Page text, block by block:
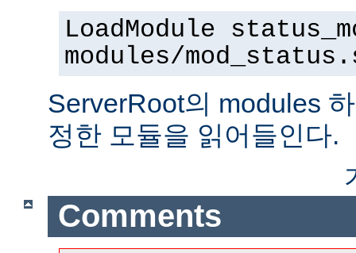
LoadModule
modules/
ServerRoot의 modules
정한 모듈을 읽어들인다.
Comments